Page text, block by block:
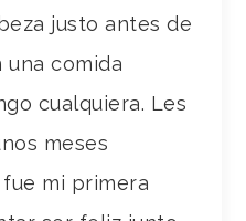
justo antes de
una comida
cualquiera. Les
meses
mi primera